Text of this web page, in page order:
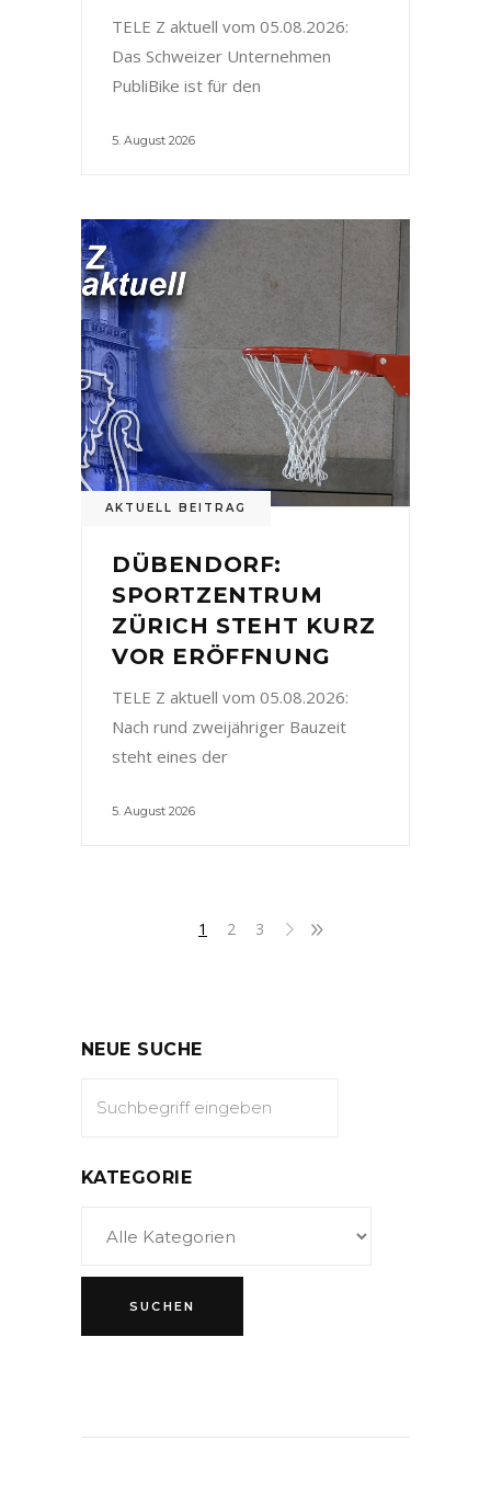
TELE Z aktuell vom 05.08.2026:
Das Schweizer Unternehmen
PubliBike ist für den
5. August 2026
AKTUELL BEITRAG
DÜBENDORF:
SPORTZENTRUM
ZÜRICH STEHT KURZ
VOR ERÖFFNUNG
TELE Z aktuell vom 05.08.2026:
Nach rund zweijähriger Bauzeit
steht eines der
5. August 2026
1 2 3
NEUE SUCHE
KATEGORIE